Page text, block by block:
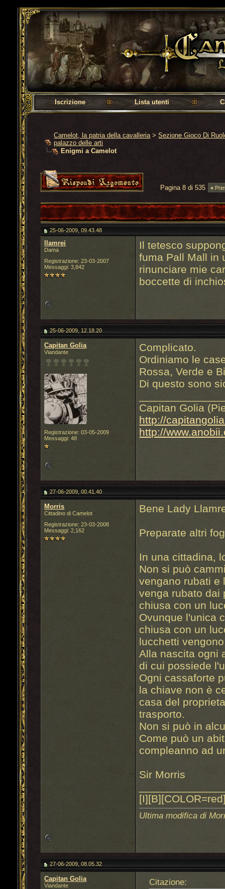
Camelot, la patria della cavalleria
Iscrizione Lista utenti
Camelot, la patria della cavalleria >Sezione Gioco Di
palazzo delle arti
Enigmi a Camelot
Pagina 8 di 535 «
25-06-2009, 09.43.48
llamrei
Dama
Registrazione: 23-03-2007
Messaggi: 3,842
Il tetesco
fuma Pall Mall in
rinunciare mie
boccette di
25-06-2009, 12.18.20
Capitan Golia
Viandante
Registrazione: 03-05-2009
Messaggi: 48
Complicato.
Ordiniamo le
Rossa, Verde e
Di questo sono
Capitan Golia
http://
http://
27-06-2009, 00.41.40
Morris
Cittadino di Camelot
Registrazione: 23-03-2008
Messaggi: 2,162
Bene Lady
Preparate altri
In una cittadina,
Non si può
vengano rubati e
venga rubato dai
chiusa con un
Ovunque l'unica
chiusa con un
lucchetti
Alla nascita ogni
di cui possiede
Ogni cassaforte
la chiave non è
casa del
trasporto.
Non si può in
Come può un
compleanno ad
Sir Morris
Ultima modifica di
27-06-2009, 08.05.32
Capitan Golia
Viandante Citazione: